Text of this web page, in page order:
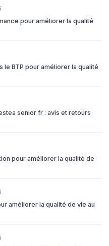
pour améliorer la qualité
le BTP pour améliorer la qualité
senior fr : avis et retours
pour améliorer la qualité de
améliorer la qualité de vie au